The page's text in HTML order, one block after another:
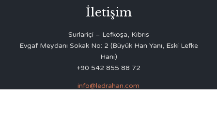
İletişim
Surlariçi – Lefkoşa, Kıbrıs
Evgaf Meydanı Sokak No: 2 (Büyük Han Yanı, Eski Lefke
Hanı)
+90 542 855 88 72
info@ledrahan.com